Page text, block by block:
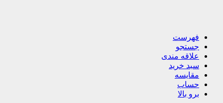
فهرست
جستجو
علاقه مندی
سبد خرید
مقایسه
حساب
برو بالا